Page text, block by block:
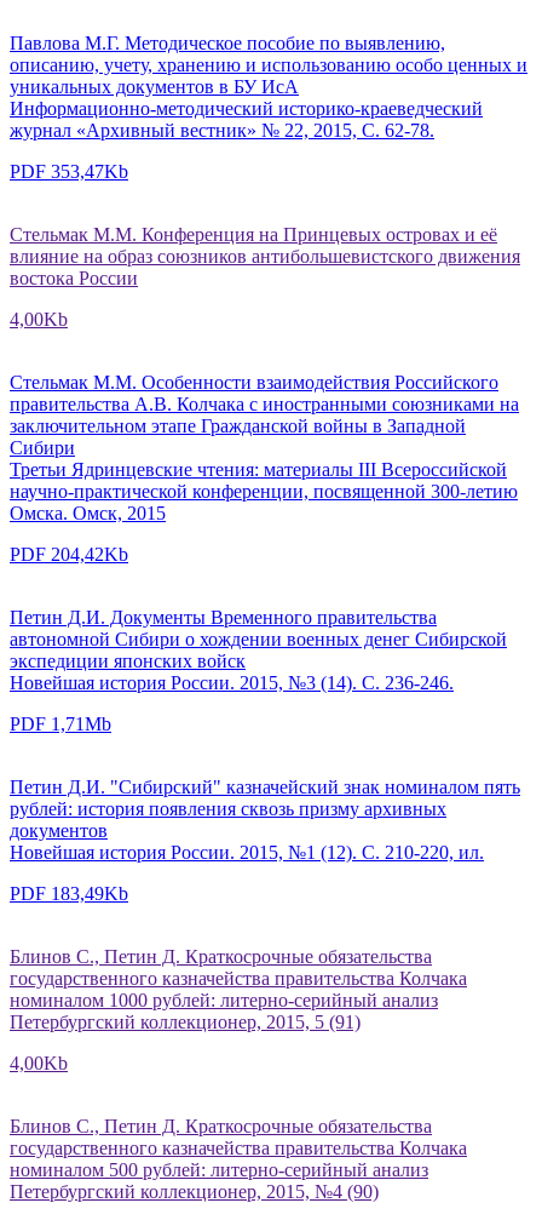
Павлова М.Г. Методическое пособие по выявлению,
описанию, учету, хранению и использованию особо ценных и
уникальных документов в БУ ИсА
Информационно-методический историко-краеведческий
журнал «Архивный вестник» № 22, 2015, С. 62-78.
PDF 353,47Kb
Стельмак М.М. Конференция на Принцевых островах и её
влияние на образ союзников антибольшевистского движения
востока России
4,00Kb
Стельмак М.М. Особенности взаимодействия Российского
правительства А.В. Колчака с иностранными союзниками на
заключительном этапе Гражданской войны в Западной
Сибири
Третьи Ядринцевские чтения: материалы III Всероссийской
научно-практической конференции, посвященной 300-летию
Омска. Омск, 2015
PDF 204,42Kb
Петин Д.И. Документы Временного правительства
автономной Сибири о хождении военных денег Сибирской
экспедиции японских войск
Новейшая история России. 2015, №3 (14). С. 236-246.
PDF 1,71Mb
Петин Д.И. "Сибирский" казначейский знак номиналом пять
рублей: история появления сквозь призму архивных
документов
Новейшая история России. 2015, №1 (12). С. 210-220, ил.
PDF 183,49Kb
Блинов С., Петин Д. Краткосрочные обязательства
государственного казначейства правительства Колчака
номиналом 1000 рублей: литерно-серийный анализ
Петербургский коллекционер, 2015, 5 (91)
4,00Kb
Блинов С., Петин Д. Краткосрочные обязательства
государственного казначейства правительства Колчака
номиналом 500 рублей: литерно-серийный анализ
Петербургский коллекционер, 2015, №4 (90)